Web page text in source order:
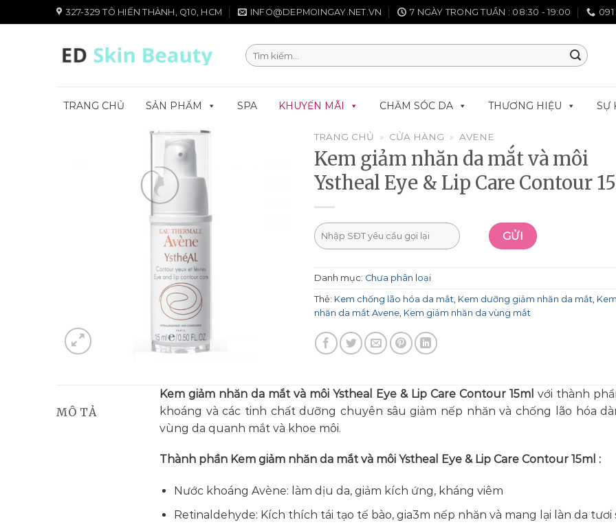
đến
327-329 TÔ HIẾN THÀNH, Q10, HCM INFO@DEPMOINGAY.NET.VN 7 NGÀY TRONG TUẦN : 08:30 - 19:00 091
Tìm
kiếm:
TRANG CHỦ SẢN PHẨM SPA KHUYẾN MÃI CHĂM SÓC DA THƯƠNG HIỆU SỰ
TRANG CHỦ » CỬA HÀNG » AVENE
Kem giảm nhăn da mắt và môi
Ystheal Eye & Lip Care Contour
Danh mục: Chưa phân loại
Thẻ: Kem chống lão hóa da mắt Kem dưỡng giảm nhăn da mắt
nhăn da mắt Avene, Kem giảm nhăn da vùng mắt
MÔ TẢ
Kem giảm nhăn da mắt và môi Ystheal Eye & Lip Care Contour 15ml với thành
khoáng và các tinh chất dưỡng chuyên sâu giảm nếp nhăn và chống lão hóa
vùng da quanh mắt và khoe môi.
Thành phần Kem giảm nhăn da mắt và môi Ystheal Eye & Lip Care Contour 15ml :
Nước khoáng Avène: làm dịu da, giảm kích ứng, kháng viêm
Retinaldehyde: Kích thích tái tạo tế bào, gia3m nếp nhăn và mang lại làn da tươi